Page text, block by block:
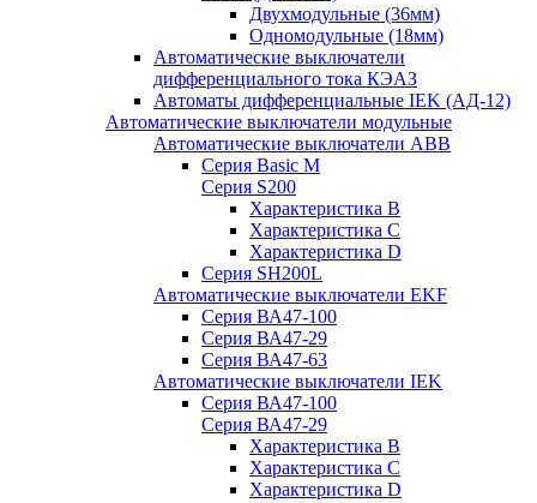
Двухмодульные (36мм)
Одномодульные (18мм)
Автоматические выключатели
дифференциального тока КЭАЗ
Автоматы дифференциальные IEK (АД-12)
Автоматические выключатели модульные
Автоматические выключатели ABB
Серия Basic M
Серия S200
Характеристика B
Характеристика C
Характеристика D
Серия SH200L
Автоматические выключатели EKF
Серия ВА47-100
Серия ВА47-29
Серия ВА47-63
Автоматические выключатели IEK
Серия ВА47-100
Серия ВА47-29
Характеристика B
Характеристика C
Характеристика D